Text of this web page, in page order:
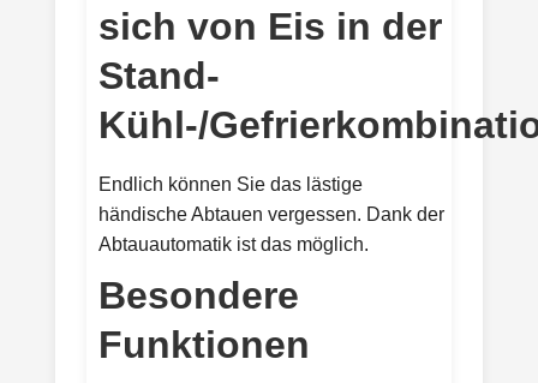
sich von Eis in der
Stand-
Kühl-/
Endlich können Sie das lästige
händische Abtauen vergessen. Dank der
Abtauautomatik ist das möglich.
Besondere
Funktionen